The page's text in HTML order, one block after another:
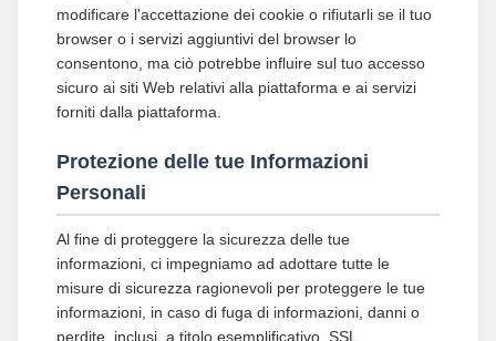
modificare l'accettazione dei cookie o rifiutarli se il tuo
browser o i servizi aggiuntivi del browser lo
consentono, ma ciò potrebbe influire sul tuo accesso
sicuro ai siti Web relativi alla piattaforma e ai servizi
forniti dalla piattaforma.
Protezione delle tue Informazioni
Personali
Al fine di proteggere la sicurezza delle tue
informazioni, ci impegniamo ad adottare tutte le
misure di sicurezza ragionevoli per proteggere le tue
informazioni, in caso di fuga di informazioni, danni o
perdite, inclusi, a titolo esemplificativo, SSL,